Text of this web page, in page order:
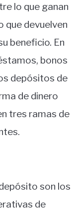
lo que ganan
que devuelven
beneficio. En
bonos
depósitos de
de dinero
tres ramas de
son los
de